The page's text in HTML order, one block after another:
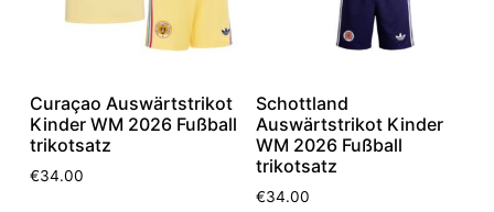
Curaçao Auswärtstrikot
Kinder WM 2026 Fußball
trikotsatz
€34.00
Schottland
Auswärtstrikot Kinder
WM 2026 Fußball
trikotsatz
€34.00